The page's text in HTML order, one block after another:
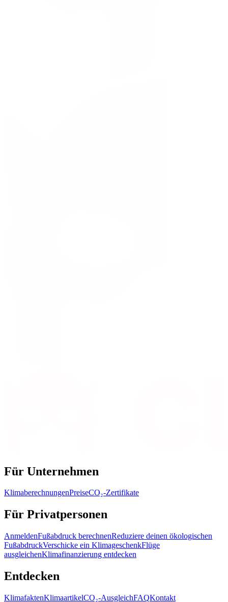
Für Unternehmen
KlimaberechnungenPreiseCO₂-Zertifikate
Für Privatpersonen
AnmeldenFußabdruck berechnenReduziere deinen ökologischen
FußabdruckVerschicke ein KlimageschenkFlüge
ausgleichenKlimafinanzierung entdecken
Entdecken
KlimafaktenKlimaartikelCO₂-AusgleichFAQKontakt